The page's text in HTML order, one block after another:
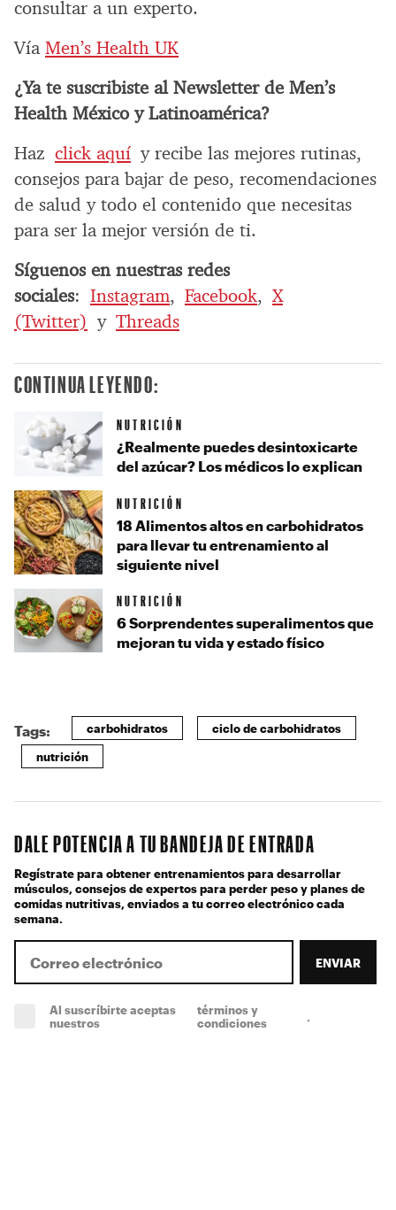
consultar a un experto.
Vía Men’s Health UK
¿Ya te suscribiste al Newsletter de Men’s
Health México y Latinoamérica?
Haz click aquí y recibe las mejores rutinas,
consejos para bajar de peso, recomendaciones
de salud y todo el contenido que necesitas
para ser la mejor versión de ti.
Síguenos en nuestras redes
sociales: Instagram, Facebook,X
(Twitter) y Threads
CONTINUA LEYENDO:
NUTRICIÓN
¿Realmente puedes desintoxicarte
del azúcar? Los médicos lo explican
NUTRICIÓN
18 Alimentos altos en carbohidratos
para llevar tu entrenamiento al
siguiente nivel
NUTRICIÓN
6 Sorprendentes superalimentos que
mejoran tu vida y estado físico
Tags: carbohidratos ciclo de carbohidratos
nutrición
DALE POTENCIA A TU BANDEJA DE ENTRADA
Regístrate para obtener entrenamientos para desarrollar
músculos, consejos de expertos para perder peso y planes de
comidas nutritivas, enviados a tu correo electrónico cada
semana.
ENVIAR
Al suscríbirte aceptas
nuestros
términos y
condiciones